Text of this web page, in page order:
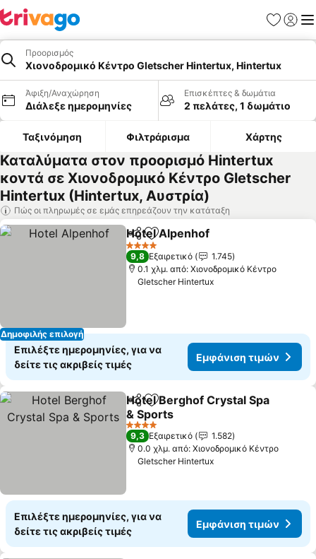
Προορισμός
Χιονοδρομικό Κέντρο Gletscher Hintertux, Hintertux
Άφιξη/Αναχώρηση
Διάλεξε ημερομηνίες
Επισκέπτες & δωμάτια
2 πελάτες, 1 δωμάτιο
Ταξινόμηση Φιλτράρισμα Χάρτης
Καταλύματα στον προορισμό Hintertux
κοντά σε Χιονοδρομικό Κέντρο Gletscher
Hintertux (Hintertux, Αυστρία)
Πώς οι πληρωμές σε εμάς επηρεάζουν την κατάταξη
Δημοφιλής επιλογή
Κοινοποίηση
Προσθήκη στα αγαπημένα
Hotel Alpenhof
4 Αστέρια
9,8 Εξαιρετικό
1.745
0.1 χλμ. από: Χιονοδρομικό Κέντρο
Gletscher Hintertux
Επιλέξτε ημερομηνίες, για να
δείτε τις ακριβείς τιμές
Εμφάνιση τιμών
Κοινοποίηση
Προσθήκη στα αγαπημένα
Hotel Berghof Crystal Spa
& Sports
Εμφάνιση τιμών
4 Αστέρια
9,3 Εξαιρετικό
1.582
0.0 χλμ. από: Χιονοδρομικό Κέντρο
Gletscher Hintertux
Επιλέξτε ημερομηνίες, για να
δείτε τις ακριβείς τιμές
Εμφάνιση τιμών